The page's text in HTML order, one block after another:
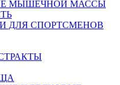
МЫШЕЧНОЙ МАССЫ
ДЛЯ СПОРТСМЕНОВ